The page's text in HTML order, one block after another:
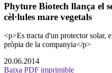
Phyture Biotech llança el
cèl·lules mare vegetals
<p>Es tracta d'un protector solar,
pròpia de la companyia</p>
20.06.2014
Baixa PDF imprimible